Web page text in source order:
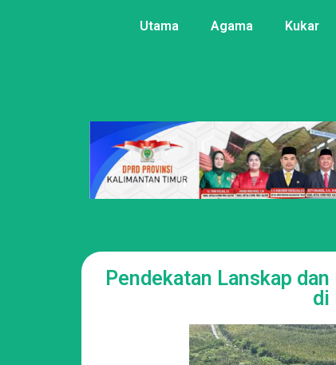
Utama Agama Kukar
Pendekatan Lanskap
di